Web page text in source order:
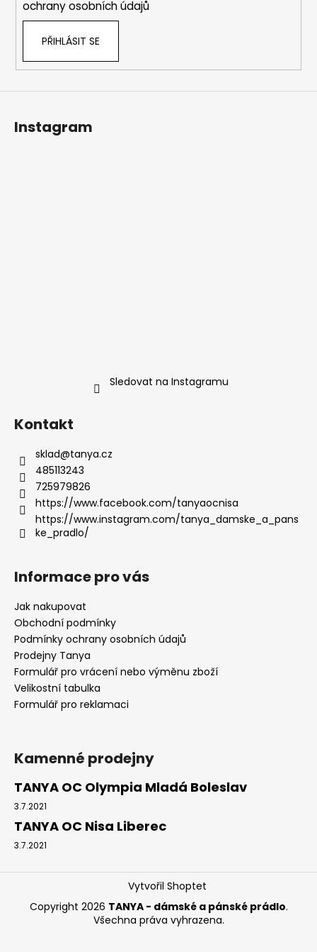
ochrany osobních údajů
PŘIHLÁSIT SE
Instagram
Sledovat na Instagramu
Kontakt
sklad@tanya.cz
485113243
725979826
https://www.facebook.com/tanyaocnisa
https://www.instagram.com/tanya_damske_a_pans
ke_pradlo/
Informace pro vás
Jak nakupovat
Obchodní podmínky
Podmínky ochrany osobních údajů
Prodejny Tanya
Formulář pro vrácení nebo výměnu zboží
Velikostní tabulka
Formulář pro reklamaci
Kamenné prodejny
TANYA OC Olympia Mladá Boleslav
3.7.2021
TANYA OC Nisa Liberec
3.7.2021
Vytvořil Shoptet
Copyright 2026 TANYA - dámské a pánské prádlo.
Všechna práva vyhrazena.